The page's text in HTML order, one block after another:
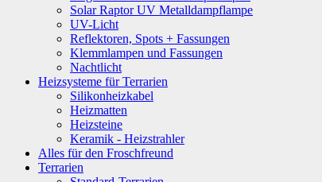
Solar Raptor UV Metalldampflampe
UV-Licht
Reflektoren, Spots + Fassungen
Klemmlampen und Fassungen
Nachtlicht
Heizsysteme für Terrarien
Silikonheizkabel
Heizmatten
Heizsteine
Keramik - Heizstrahler
Alles für den Froschfreund
Terrarien